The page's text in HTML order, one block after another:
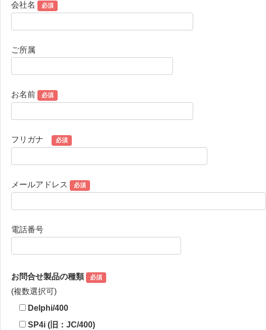
会社名 必須
ご所属
お名前 必須
フリガナ 必須
メールアドレス 必須
電話番号
お問合せ製品の種類 必須
(複数選択可)
Delphi/400
SP4i (旧：JC/400)